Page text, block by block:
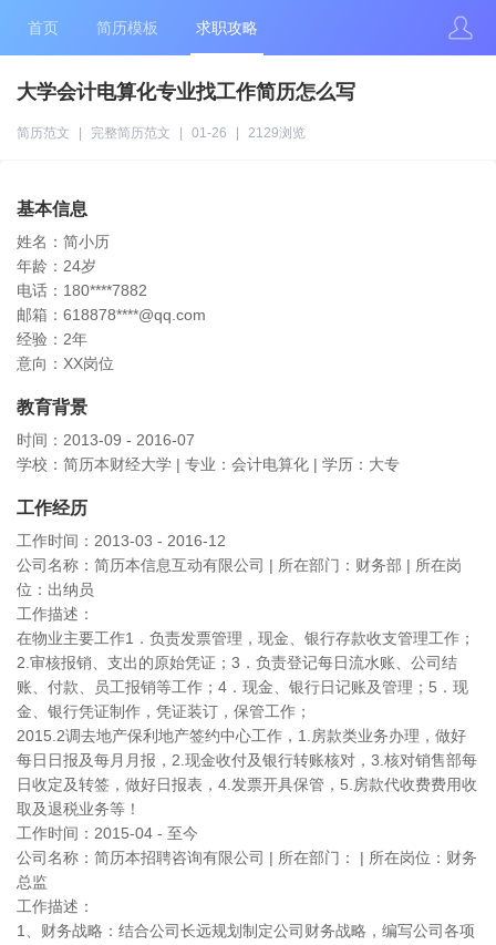
首页 简历模板 求职攻略
大学会计电算化专业找工作简历怎么写
简历范文 完整简历范文 01-26 2129浏览
基本信息
姓名：简小历
年龄：24岁
电话：180****7882
邮箱：618878****@qq.com
经验：2年
意向：XX岗位
教育背景
时间：2013-09 - 2016-07
学校：简历本财经大学 | 专业：会计电算化 | 学历：大专
工作经历
工作时间：2013-03 - 2016-12
公司名称：简历本信息互动有限公司 | 所在部门：财务部 | 所在岗
位：出纳员
工作描述：
在物业主要工作1．负责发票管理，现金、银行存款收支管理工作；
2.审核报销、支出的原始凭证；3．负责登记每日流水账、公司结
账、付款、员工报销等工作；4．现金、银行日记账及管理；5．现
金、银行凭证制作，凭证装订，保管工作；
2015.2调去地产保利地产签约中心工作，1.房款类业务办理，做好
每日日报及每月月报，2.现金收付及银行转账核对，3.核对销售部每
日收定及转签，做好日报表，4.发票开具保管，5.房款代收费费用收
取及退税业务等！
工作时间：2015-04 - 至今
公司名称：简历本招聘咨询有限公司 | 所在部门： | 所在岗位：财务
总监
工作描述：
1、财务战略：结合公司长远规划制定公司财务战略，编写公司各项